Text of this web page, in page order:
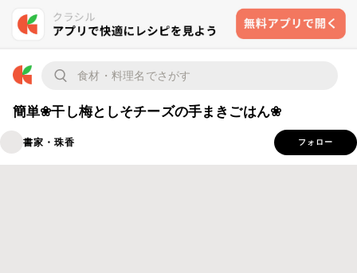
簡単❀干し梅としそチーズの手まきごはん❀
書家・珠香 フォロー